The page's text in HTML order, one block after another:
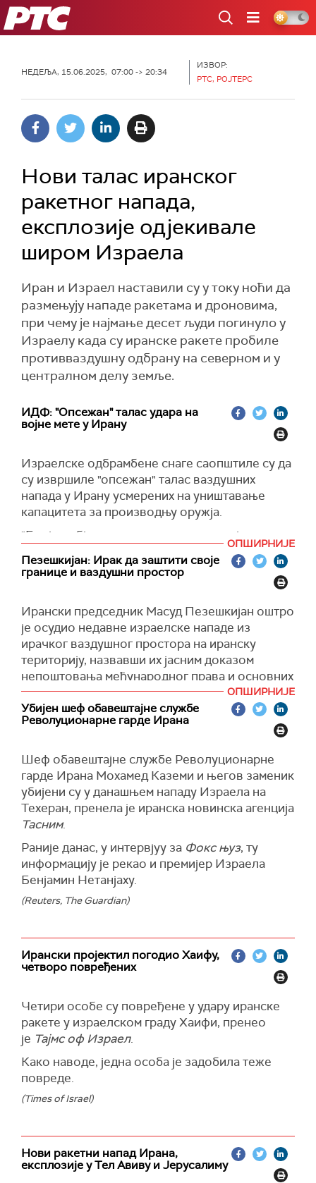
РТС
НЕДЕЉА, 15.06.2025, 07:00 -> 20:34
ИЗВОР:
РТС, РОЈТЕРС
Нови талас иранског
ракетног напада,
експлозије одјекивале
широм Израела
Иран и Израел наставили су у току ноћи да
размењују нападе ракетама и дроновима,
при чему је најмање десет људи погинуло у
Израелу када су иранске ракете пробиле
противваздушну одбрану на северном и у
централном делу земље.
ИДФ: "Опсежан" талас удара на
војне мете у Ирану
Израелске одбрамбене снаге саопштиле су да
су извршиле "опсежан" талас ваздушних
напада у Ирану усмерених на уништавање
капацитета за производњу оружја.
"Бројни објекти за производњу оружја широм
Ирана били су мета напада", саопштила је
израелска војска, преносиТајмс оф Израел.
инфраструктуру која припада
револуционарнoj гарди и иранским оружаним
снагама.
(Times of Israel)
ОПШИРНИЈЕ
Пезешкијан: Ирак да заштити своје
границе и ваздушни простор
Ирански председник Масуд Пезешкијан оштро
је осудио недавне израелске нападе из
ирачког ваздушног простора на иранску
територију, назвавши их јасним доказом
непоштовања међународног права и основних
принципа суверенитета од стране израелског
режима.
У телефонском разговору са ирачким
Пезешкијан је позвао Багдад да ојача
безбедност граница и спроведе строгу
контролу над својим ваздушним простором.
"Ирачка влада мора да покаже повећану
граница и ваздушног простора како би
спречила било какво злонамерно коришћење
своје територије против Исламске Републике
Иран", рекао је Пезешкијан, пренела је
(Танјуг)
ОПШИРНИЈЕ
Убијен шеф обавештајне службе
Револуционарне гарде Ирана
Шеф обавештајне службе Револуционарне
гарде Ирана Мохамед Каземи и његов заменик
убијени су у данашњем нападу Израела на
Техеран, пренела је иранска новинска агенција
Тасним.
Раније данас, у интервјуу за Фокс њуз, ту
информацију је рекао и премијер Израела
Бенјамин Нетанјаху.
(Reuters, The Guardian)
Ирански пројектил погодио Хаифу,
четворо повређених
Четири особе су повређене у удару иранске
ракете у израелском граду Хаифи, пренео
је Тајмс оф Израел.
Како наводе, једна особа је задобила теже
повреде.
(Times of Israel)
Нови ракетни напад Ирана,
експлозије у Тел Авиву и Јерусалиму